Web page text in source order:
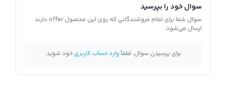
سوال خود را بپرسید
سوال شما برای تمام فروشندگانی که روی این محصول offer دارند
ارسال می‌شود.
برای پرسیدن سوال، لطفاًوارد حساب کاربریخود شوید.